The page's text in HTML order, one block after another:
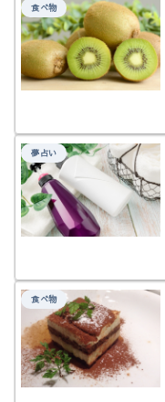
食べ物
夢占い
食べ物